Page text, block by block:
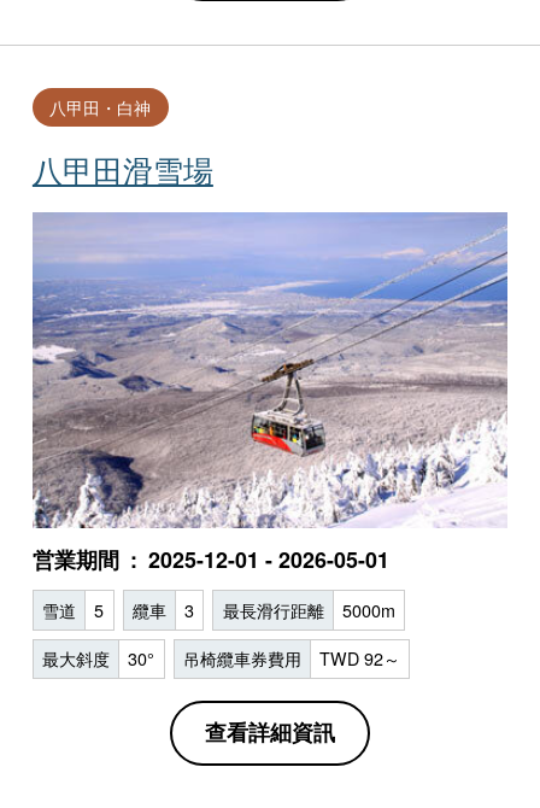
八甲田滑雪場
八甲田・白神
営業期間 2025-12-01 - 2026-05-01
雪道 5 纜車 3 最長滑行距離 5000m
最大斜度 30° 吊椅纜車券費用 TWD 92～
查看詳細資訊